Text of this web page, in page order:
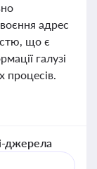
адрес
що є
галузі
процесів.
джерела